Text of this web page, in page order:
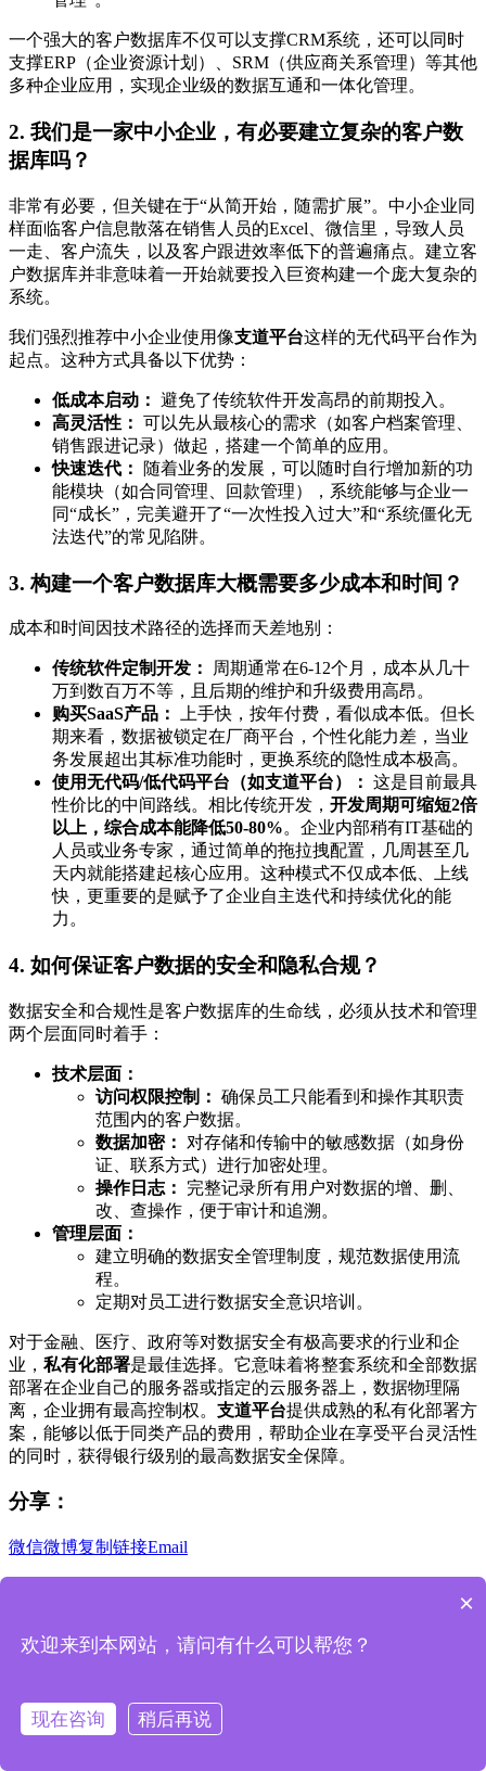
一个强大的客户数据库不仅可以支撑CRM系统，还可以同时
支撑ERP（企业资源计划）、SRM（供应商关系管理）等其他
多种企业应用，实现企业级的数据互通和一体化管理。
2. 我们是一家中小企业，有必要建立复杂的客户数
据库吗？
非常有必要，但关键在于“从简开始，随需扩展”。中小企业同
样面临客户信息散落在销售人员的Excel、微信里，导致人员
一走、客户流失，以及客户跟进效率低下的普遍痛点。建立客
户数据库并非意味着一开始就要投入巨资构建一个庞大复杂的
系统。
我们强烈推荐中小企业使用像支道平台这样的无代码平台作为
起点。这种方式具备以下优势：
低成本启动： 避免了传统软件开发高昂的前期投入。
高灵活性： 可以先从最核心的需求（如客户档案管理、
销售跟进记录）做起，搭建一个简单的应用。
快速迭代：
随着业务的发展，可以随时自行增加新的功
能模块（如合同管理、回款管理），系统能够与企业一
同“成长”，完美避开了“一次性投入过大”和“系统僵化无
法迭代”的常见陷阱。
3. 构建一个客户数据库大概需要多少成本和时间？
成本和时间因技术路径的选择而天差地别：
传统软件定制开发：
周期通常在6-12个月，成本从几十
万到数百万不等，且后期的维护和升级费用高昂。
购买SaaS产品：
上手快，按年付费，看似成本低。但长
期来看，数据被锁定在厂商平台，个性化能力差，当业
务发展超出其标准功能时，更换系统的隐性成本极高。
使用无代码/低代码平台（如支道平台）： 这是目前最具
性价比的中间路线。相比传统开发， 开发周期可缩短2倍
以上，综合成本能降低50-80%。企业内部稍有IT基础的
人员或业务专家，通过简单的拖拉拽配置，几周甚至几
天内就能搭建起核心应用。这种模式不仅成本低、上线
快，更重要的是赋予了企业自主迭代和持续优化的能
力。
4. 如何保证客户数据的安全和隐私合规？
数据安全和合规性是客户数据库的生命线，必须从技术和管理
两个层面同时着手：
技术层面：
访问权限控制： 确保员工只能看到和操作其职责
范围内的客户数据。
数据加密：
对存储和传输中的敏感数据（如身份
证、联系方式）进行加密处理。
操作日志：
完整记录所有用户对数据的增、删、
改、查操作，便于审计和追溯。
管理层面：
建立明确的数据安全管理制度，规范数据使用流
程。
定期对员工进行数据安全意识培训。
对于金融、医疗、政府等对数据安全有极高要求的行业和企
业， 私有化部署是最佳选择。它意味着将整套系统和全部数据
部署在企业自己的服务器或指定的云服务器上，数据物理隔
离，企业拥有最高控制权。 支道平台提供成熟的私有化部署方
案，能够以低于同类产品的费用，帮助企业在享受平台灵活性
的同时，获得银行级别的最高数据安全保障。
分享：
微信微博复制链接Email
覆盖十大业务场景，一站式解决管理难题
×
欢迎来到本网站，请问有什么可以帮您？
现在咨询 稍后再说